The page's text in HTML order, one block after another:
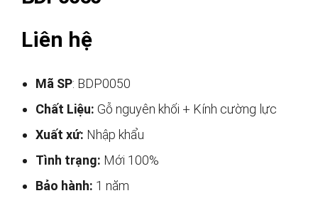
Liên hệ
Mã SP: BDP0050
Chất Liệu: Gỗ nguyên khối + Kính cường lực
Xuất xứ: Nhập khẩu
Tình trạng: Mới 100%
Bảo hành: 1 năm